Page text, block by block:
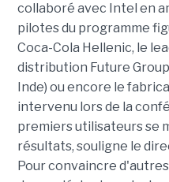
collaboré avec Intel en
pilotes du programme
Coca-Cola Hellenic, le
distribution Future
Inde) ou encore le
intervenu lors de la
premiers utilisateurs se
résultats, souligne le
Pour convaincre